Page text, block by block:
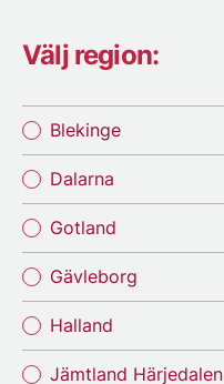
Välj region:
Blekinge
Dalarna
Gotland
Gävleborg
Halland
Jämtland Härjedalen